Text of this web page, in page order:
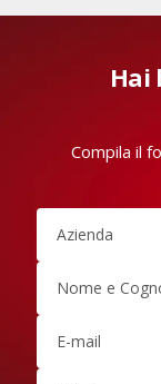
Hai
Compila il